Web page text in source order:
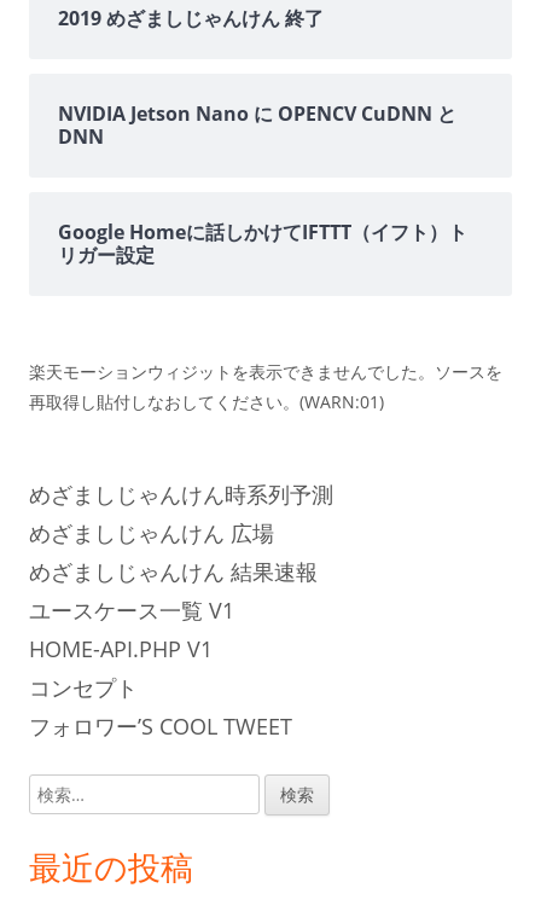
2019 めざましじゃんけん 終了
NVIDIA Jetson Nano に OPENCV CuDNN と
DNN
Google Homeに話しかけてIFTTT（イフト）ト
リガー設定
楽天モーションウィジットを表示できませんでした。ソースを
再取得し貼付しなおしてください。(WARN:01)
めざましじゃんけん時系列予測
めざましじゃんけん 広場
めざましじゃんけん 結果速報
ユースケース一覧 V1
HOME-API.PHP V1
コンセプト
フォロワー’S COOL TWEET
検
索:
最近の投稿